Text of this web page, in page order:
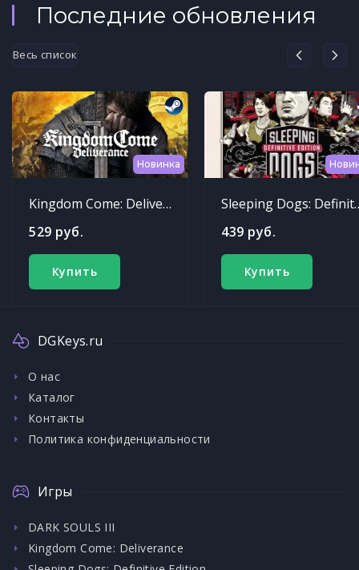
Последние обновления
Весь список
Новинка
Kingdom Come: Deliverance
529 руб.
Купить
Sleeping
439 руб.
Купить
DGKeys.ru
О нас
Каталог
Контакты
Политика конфиденциальности
Игры
DARK SOULS III
Kingdom Come: Deliverance